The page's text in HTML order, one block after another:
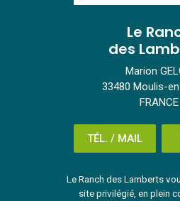
Le
des
Marion
33480 Moulis-
FRANCE
TÉL. / MAIL
Le Ranch des Lamberts
site privilégié, en plein